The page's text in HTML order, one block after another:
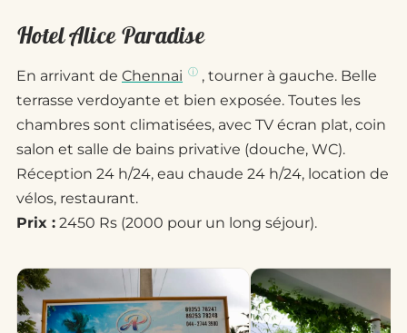
Hotel Alice Paradise
En arrivant de Chennai
, tourner à gauche. Belle
terrasse verdoyante et bien exposée. Toutes les
chambres sont climatisées, avec TV écran plat, coin
salon et salle de bains privative (douche, WC).
Réception 24 h/24, eau chaude 24 h/24, location de
vélos, restaurant.
Prix : 2450 Rs (2000 pour un long séjour).